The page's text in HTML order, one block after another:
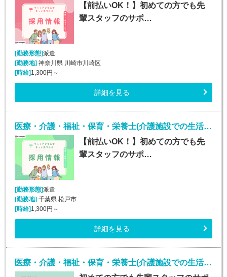
【前払いOK！】初めての方でも先
輩スタッフのサポ…
[勤務形態]派遣
[勤務地] 神奈川県 川崎市川崎区
[時給] 1,300円～
詳細を見る
医療・介護・福祉・保育・栄養士(介護施設での生活介助(介護スタッフ)/松戸)
【前払いOK！】初めての方でも先
輩スタッフのサポ…
[勤務形態]派遣
[勤務地] 千葉県 松戸市
[時給] 1,300円～
詳細を見る
医療・介護・福祉・保育・栄養士(介護施設での生活介助(介護スタッフ)/小山)